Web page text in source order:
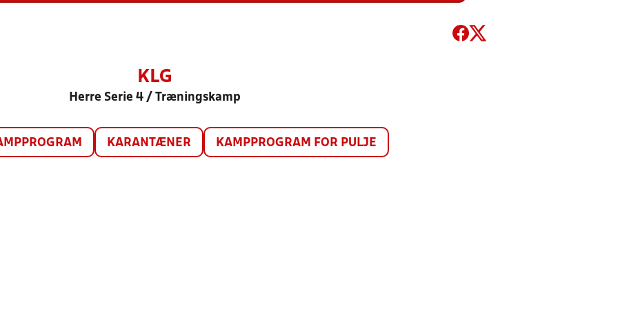
KLG
Herre Serie 4 / Træningskamp
KARANTÆNER KAMPPROGRAM FOR PULJE